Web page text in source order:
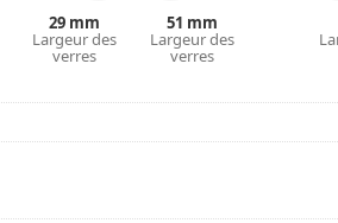
découvrir d'autres styles ou
avant l'utilisation.
29 mm
Largeur des
verres
51 mm
Largeur des
verres